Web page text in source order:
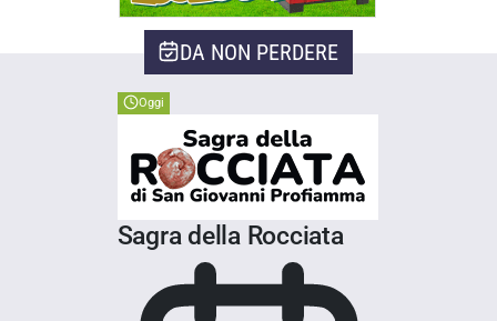
DA NON PERDERE
Oggi
Sagra della Rocciata